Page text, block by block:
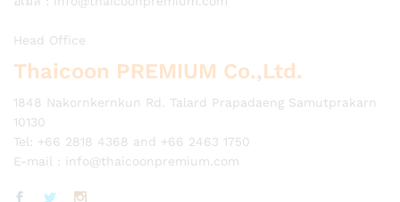
Head Office
Thaicoon PREMIUM Co.,Ltd.
1848 Nakornkernkun Rd. Talard Prapadaeng Samutprakarn
10130
Tel: +66 2818 4368 and +66 2463 1750
E-mail : info@thaicoonpremium.com